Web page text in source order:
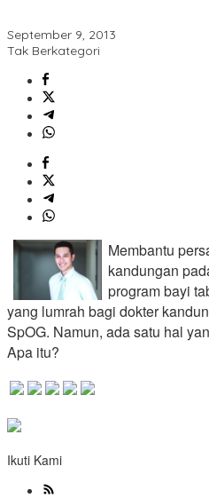
September 9, 2013
Tak Berkategori
Membantu
kandungan
program bayi
yang lumrah bagi dokter
SpOG. Namun, ada satu hal
Apa itu?
Ikuti Kami